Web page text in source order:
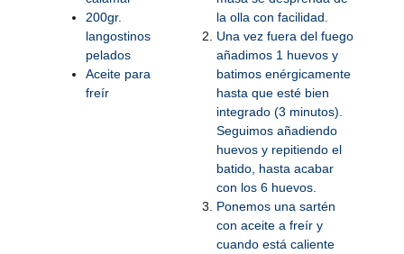
200gr.
langostinos
pelados
Aceite para
freír
la olla con facilidad.
Una vez fuera del fuego
añadimos 1 huevos y
batimos enérgicamente
hasta que esté bien
integrado (3 minutos).
Seguimos añadiendo
huevos y repitiendo el
batido, hasta acabar
con los 6 huevos.
Ponemos una sartén
con aceite a freír y
cuando está caliente